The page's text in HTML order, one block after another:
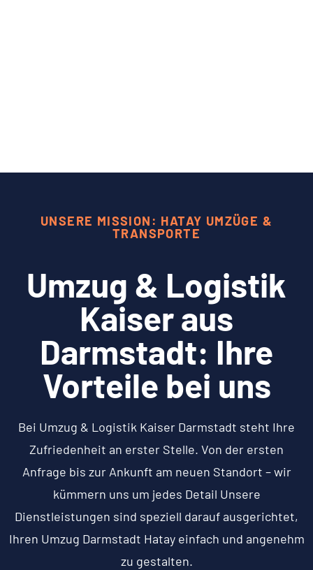
UNSERE MISSION: HATAY UMZÜGE &
TRANSPORTE
Umzug & Logistik
Kaiser aus
Darmstadt: Ihre
Vorteile bei uns
Bei Umzug & Logistik Kaiser Darmstadt steht Ihre
Zufriedenheit an erster Stelle. Von der ersten
Anfrage bis zur Ankunft am neuen Standort – wir
kümmern uns um jedes Detail Unsere
Dienstleistungen sind speziell darauf ausgerichtet,
Ihren Umzug Darmstadt Hatay einfach und angenehm
zu gestalten.